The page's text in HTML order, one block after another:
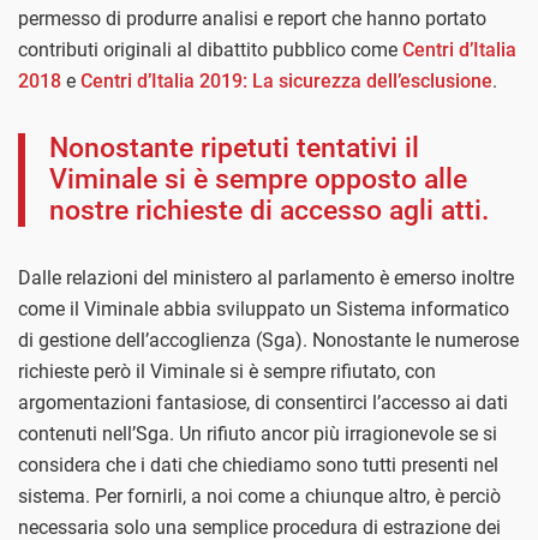
permesso di produrre analisi e report che hanno portato
contributi originali al dibattito pubblico come Centri d’Italia
2018 e Centri d’Italia 2019: La sicurezza dell’esclusione.
Nonostante ripetuti tentativi il
Viminale si è sempre opposto alle
nostre richieste di accesso agli atti.
Dalle relazioni del ministero al parlamento è emerso inoltre
come il Viminale abbia sviluppato un Sistema informatico
di gestione dell’accoglienza (Sga). Nonostante le numerose
richieste però il Viminale si è sempre rifiutato, con
argomentazioni fantasiose, di consentirci l’accesso ai dati
contenuti nell’Sga. Un rifiuto ancor più irragionevole se si
considera che i dati che chiediamo sono tutti presenti nel
sistema. Per fornirli, a noi come a chiunque altro, è perciò
necessaria solo una semplice procedura di estrazione dei